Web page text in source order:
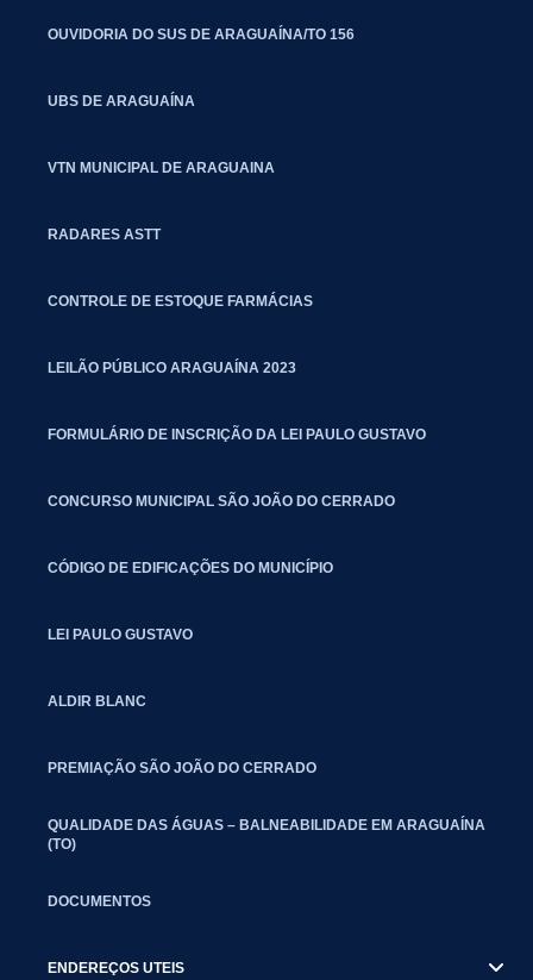
OUVIDORIA DO SUS DE ARAGUAÍNA/TO 156
UBS DE ARAGUAÍNA
VTN MUNICIPAL DE ARAGUAINA
RADARES ASTT
CONTROLE DE ESTOQUE FARMÁCIAS
LEILÃO PÚBLICO ARAGUAÍNA 2023
FORMULÁRIO DE INSCRIÇÃO DA LEI PAULO GUSTAVO
CONCURSO MUNICIPAL SÃO JOÃO DO CERRADO
CÓDIGO DE EDIFICAÇÕES DO MUNICÍPIO
LEI PAULO GUSTAVO
ALDIR BLANC
PREMIAÇÃO SÃO JOÃO DO CERRADO
QUALIDADE DAS ÁGUAS – BALNEABILIDADE EM ARAGUAÍNA
(TO)
DOCUMENTOS
ENDEREÇOS UTEIS